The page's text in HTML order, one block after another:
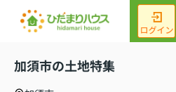
加須市の土地特集